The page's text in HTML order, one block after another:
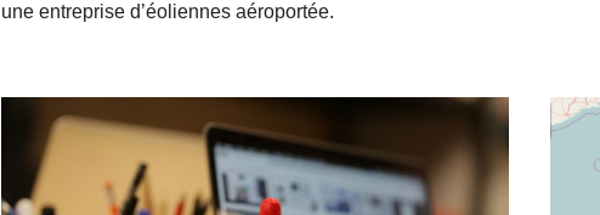
une en­tre­prise d’éo­liennes aéroportée.